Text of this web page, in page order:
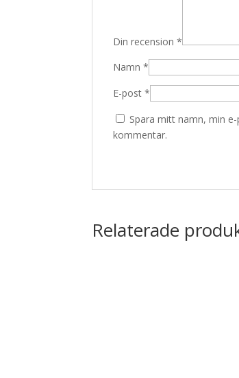
Din recension*
Namn*
E-post*
Spara mitt namn, min
kommentar.
Relaterade